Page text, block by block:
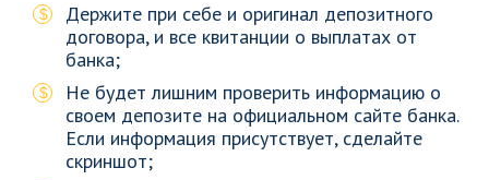
Держите при себе и оригинал депозитного
договора, и все квитанции о выплатах от
банка;
Не будет лишним проверить информацию о
своем депозите на официальном сайте банка.
Если информация присутствует, сделайте
скриншот;